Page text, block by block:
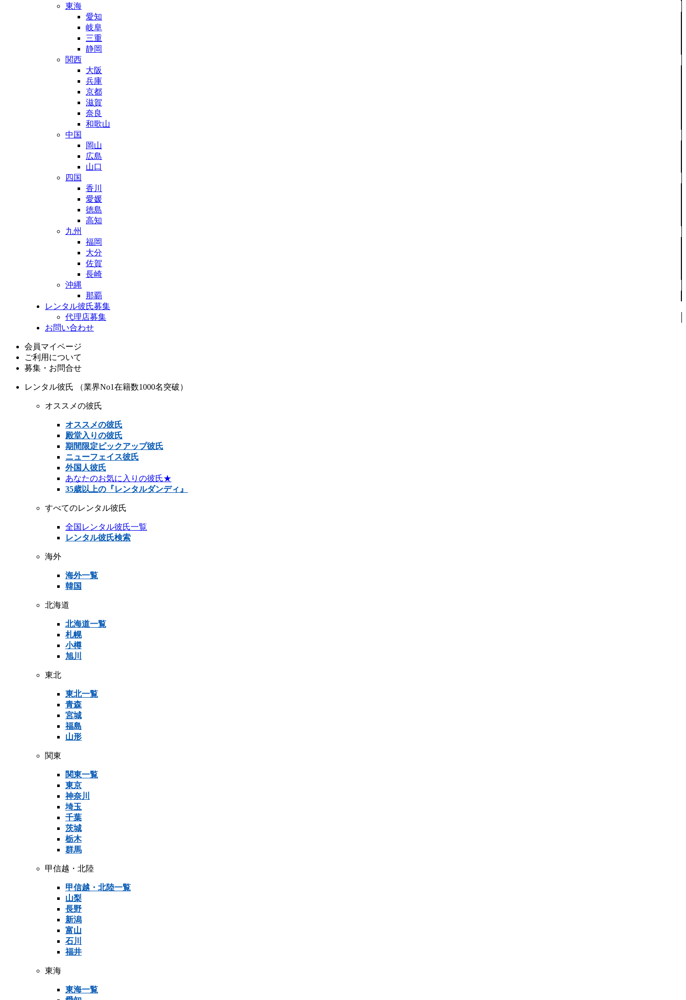
東海
愛知
岐阜
三重
静岡
関西
大阪
兵庫
京都
滋賀
奈良
和歌山
中国
岡山
広島
山口
四国
香川
愛媛
徳島
高知
九州
福岡
大分
佐賀
長崎
沖縄
那覇
レンタル彼氏募集
代理店募集
お問い合わせ
会員マイページ
ご利用について
募集・お問合せ
レンタル彼氏 （業界No1在籍数1000名突破）
オススメの彼氏
オススメの彼氏
殿堂入りの彼氏
期間限定ピックアップ彼氏
ニューフェイス彼氏
外国人彼氏
あなたのお気に入りの彼氏★
35歳以上の『レンタルダンディ』
すべてのレンタル彼氏
全国レンタル彼氏一覧
レンタル彼氏検索
海外
海外一覧
韓国
北海道
北海道一覧
札幌
小樽
旭川
東北
東北一覧
青森
宮城
福島
山形
関東
関東一覧
東京
神奈川
埼玉
千葉
茨城
栃木
群馬
甲信越・北陸
甲信越・北陸一覧
山梨
長野
新潟
富山
石川
福井
東海
東海一覧